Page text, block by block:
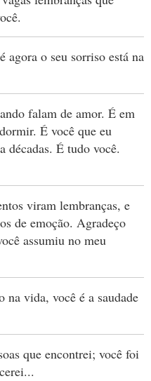
agora o seu sorriso está na
falam de amor. É em
É você que eu
décadas. É tudo você.
viram lembranças, e
de emoção. Agradeço
assumiu no meu
na vida, você é a saudade
que encontrei; você foi